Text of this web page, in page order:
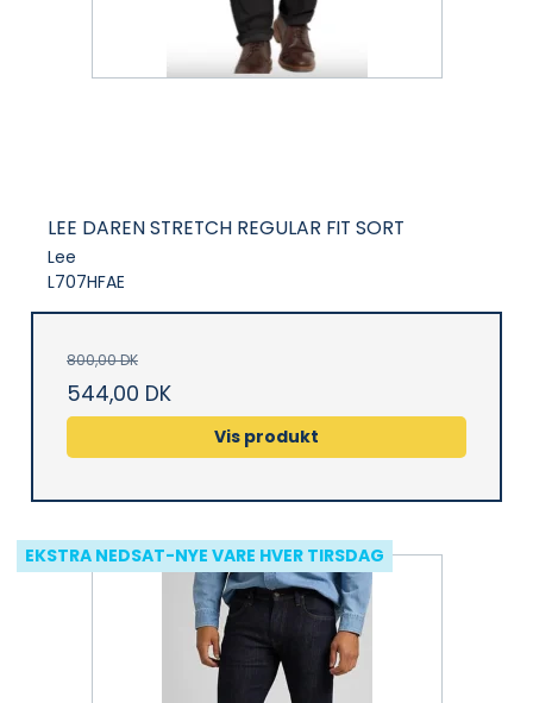
LEE DAREN STRETCH REGULAR FIT SORT
Lee
L707HFAE
800,00 DK
544,00 DK
Vis produkt
EKSTRA NEDSAT-NYE VARE HVER TIRSDAG